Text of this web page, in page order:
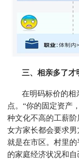
三、相亲多了才
在明码标价的相
点。“你的固定资产
种文化不高的工薪
女方家长都会要求男
就是在市区。村里
的家庭经济状况和